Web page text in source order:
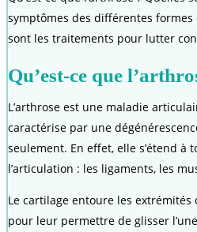
symptômes des différentes formes
sont les traitements pour lutter
Qu’est-ce que
L’arthrose est une maladie
caractérise par une
seulement. En effet, elle s’étend à
l’articulation : les ligaments, les
Le cartilage entoure les extrémités
pour leur permettre de glisser